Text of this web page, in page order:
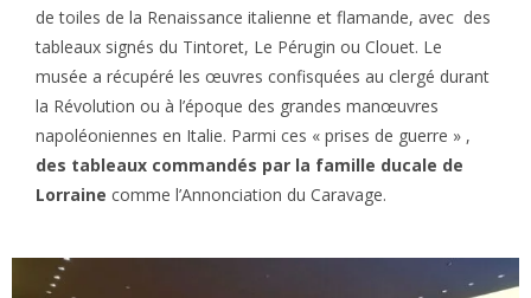
de toiles de la Renaissance italienne et flamande, avec des
tableaux signés du Tintoret, Le Pérugin ou Clouet. Le
musée a récupéré les œuvres confisquées au clergé durant
la Révolution ou à l’époque des grandes manœuvres
napoléoniennes en Italie. Parmi ces « prises de guerre » ,
des tableaux commandés par la famille ducale de
Lorraine comme l’Annonciation du Caravage.